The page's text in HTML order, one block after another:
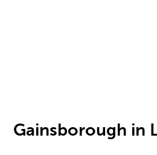
Gainsborough in